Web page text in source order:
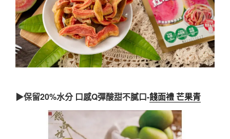
▶保留20%水分 口感Q彈酸甜不膩口-餞面禮 芒果青